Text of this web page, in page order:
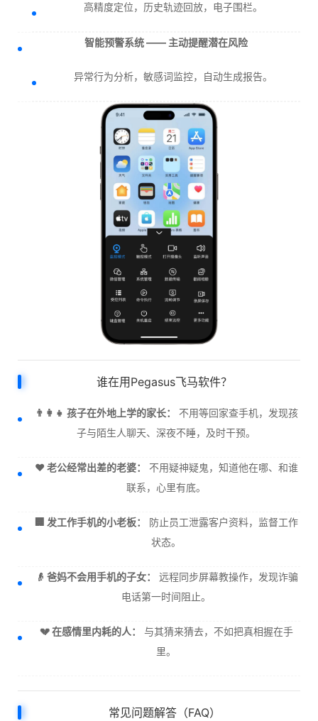
高精度定位，历史轨迹回放，电子围栏。
智能预警系统 —— 主动提醒潜在风险
异常行为分析，敏感词监控，自动生成报告。
谁在用Pegasus飞马软件？
👨‍👩‍👧 孩子在外地上学的家长：
不用等回家查手机，发现孩
子与陌生人聊天、深夜不睡，及时干预。
❤️ 老公经常出差的老婆：
不用疑神疑鬼，知道他在哪、和谁
联系，心里有底。
🏢 发工作手机的小老板：
防止员工泄露客户资料，监督工作
状态。
👴 爸妈不会用手机的子女：
远程同步屏幕教操作，发现诈骗
电话第一时间阻止。
💔 在感情里内耗的人：
与其猜来猜去，不如把真相握在手
里。
常见问题解答（FAQ）